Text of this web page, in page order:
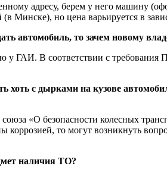
адресу, берем у него машину
(в Минске), но цена варьируется в
автомобиль, то зачем новому
ГАИ. В соответствии с требования
хоть с дырками на кузове
«О безопасности колесных
то могут возникнуть
наличия ТО?